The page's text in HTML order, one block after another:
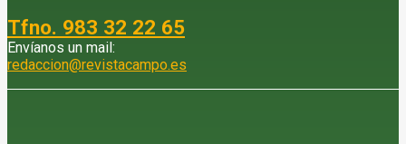
Tfno. 983 32 22 65
Envíanos un mail:
redaccion@revistacampo.es